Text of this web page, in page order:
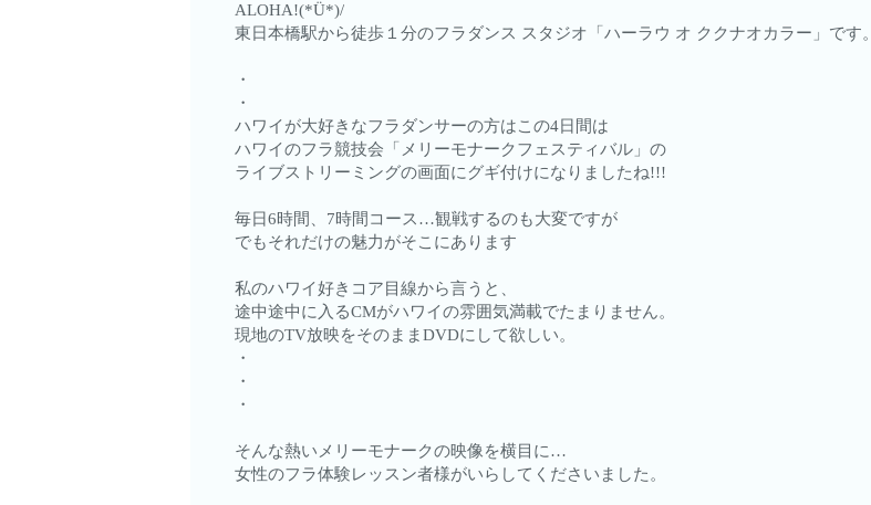
ALOHA!(*Ü*)/
東日本橋駅から徒歩１分のフラダンス スタジオ「ハーラウ オ ククナオカラー」です。
・
・
ハワイが大好きなフラダンサーの方はこの4日間は
ハワイのフラ競技会「メリーモナークフェスティバル」の
ライブストリーミングの画面にグギ付けになりましたね!!!
毎日6時間、7時間コース…観戦するのも大変ですが
でもそれだけの魅力がそこにあります
私のハワイ好きコア目線から言うと、
途中途中に入るCMがハワイの雰囲気満載でたまりません。
現地のTV放映をそのままDVDにして欲しい。
・
・
・
そんな熱いメリーモナークの映像を横目に…
女性のフラ体験レッスン者様がいらしてくださいました。